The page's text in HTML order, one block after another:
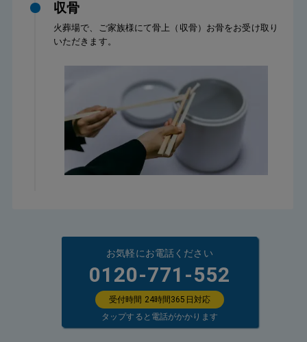
収骨
火葬場で、ご家族様にて骨上（収骨）お骨をお受け取り
いただきます。
お気軽にお電話ください
0120-771-552
受付時間 24時間365日対応
タップすると電話がかかります